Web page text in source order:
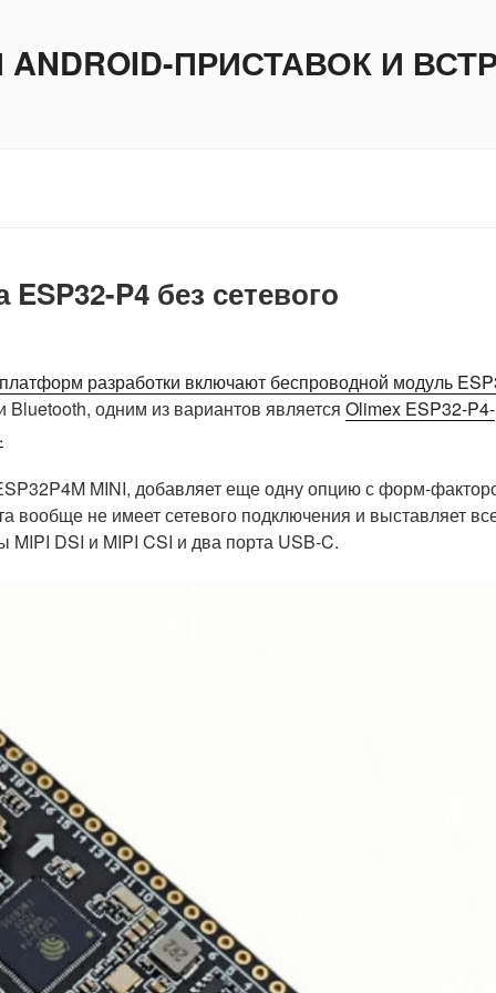
ANDROID-ПРИСТАВОК И
P4 без сетевого
платформ разработки включают беспроводной модуль
одним из вариантов является Olimex ESP32-P4-
MINI, добавляет еще одну опцию с форм-
не имеет сетевого подключения и выставляет
DSI и MIPI CSI и два порта USB-C.